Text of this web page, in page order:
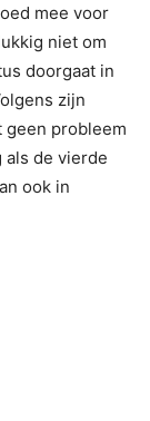
mee voor
niet om
doorgaat in
zijn
geen probleem
als de vierde
ook in